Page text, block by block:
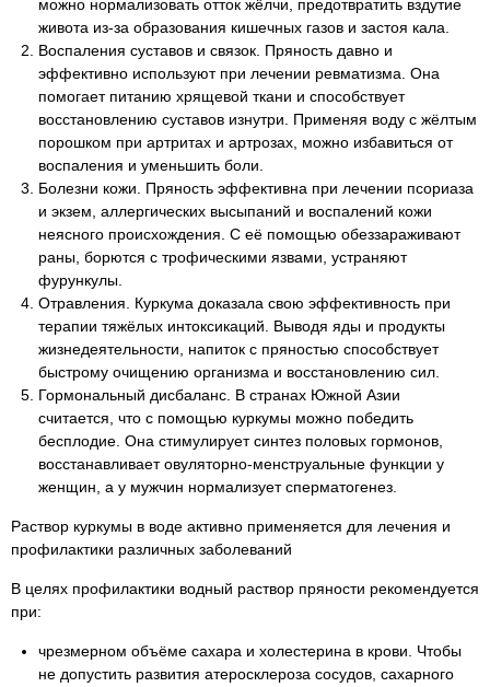
можно нормализовать отток жёлчи, предотвратить вздутие
живота из-за образования кишечных газов и застоя кала.
Воспаления суставов и связок. Пряность давно и
эффективно используют при лечении ревматизма. Она
помогает питанию хрящевой ткани и способствует
восстановлению суставов изнутри. Применяя воду с жёлтым
порошком при артритах и артрозах, можно избавиться от
воспаления и уменьшить боли.
Болезни кожи. Пряность эффективна при лечении псориаза
и экзем, аллергических высыпаний и воспалений кожи
неясного происхождения. С её помощью обеззараживают
раны, борются с трофическими язвами, устраняют
фурункулы.
Отравления. Куркума доказала свою эффективность при
терапии тяжёлых интоксикаций. Выводя яды и продукты
жизнедеятельности, напиток с пряностью способствует
быстрому очищению организма и восстановлению сил.
Гормональный дисбаланс. В странах Южной Азии
считается, что с помощью куркумы можно победить
бесплодие. Она стимулирует синтез половых гормонов,
восстанавливает овуляторно-менструальные функции у
женщин, а у мужчин нормализует сперматогенез.
Раствор куркумы в воде активно применяется для лечения и
профилактики различных заболеваний
В целях профилактики водный раствор пряности рекомендуется
при:
чрезмерном объёме сахара и холестерина в крови. Чтобы
не допустить развития атеросклероза сосудов, сахарного